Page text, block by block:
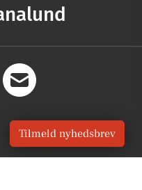
Tilmeld nyhedsbrev